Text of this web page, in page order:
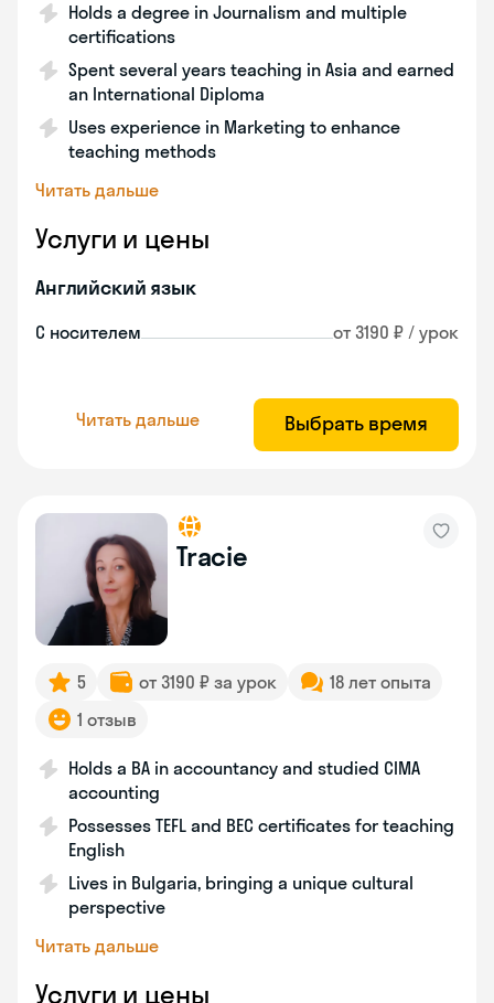
Holds a degree in Journalism and multiple
certifications
Spent several years teaching in Asia and earned
an International Diploma
Uses experience in Marketing to enhance
teaching methods
Читать дальше
Услуги и цены
Английский язык
С носителем от 3190 ₽ / урок
Читать дальше Выбрать время
Tracie
5 от 3190 ₽ за урок
18 лет опыта
1 отзыв
Holds a BA in accountancy and studied CIMA
accounting
Possesses TEFL and BEC certificates for teaching
English
Lives in Bulgaria, bringing a unique cultural
perspective
Читать дальше
Услуги и цены